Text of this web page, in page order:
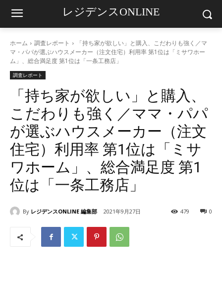
レジデンスONLINE
ホーム 調査レポート
「持ち家が欲しい」と購入、こだわりも強く／マ
マ・パパが選ぶハウスメーカー（注文住宅）利用率 第1位は「ミサワホー
ム」、総合満足度 第1位は「一条工務店」
調査レポート
「持ち家が欲しい」と購入、
こだわりも強く／ママ・パパ
が選ぶハウスメーカー（注文
住宅）利用率 第1位は「ミサ
ワホーム」、総合満足度 第1
位は「一条工務店」
By レジデンスONLINE 編集部 2021年9月27日 0
479